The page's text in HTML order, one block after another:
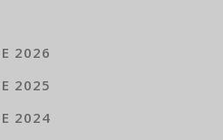
2026
2025
2024